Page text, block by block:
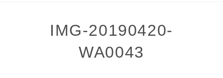
IMG-20190420-
WA0043